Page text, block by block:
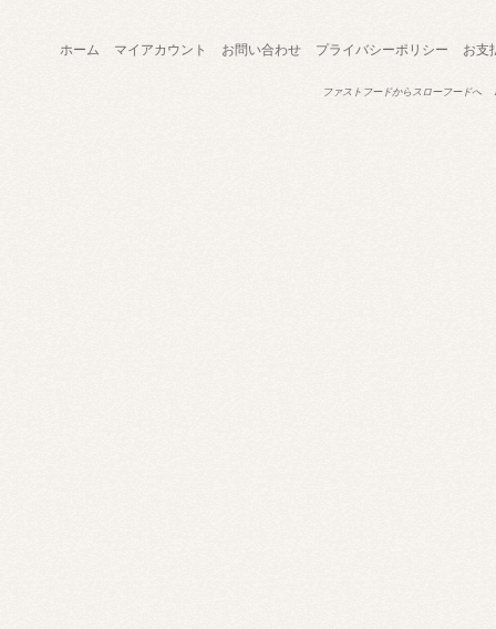
ホーム マイアカウント お問い合わせ プライバシーポリシー お支
ファストフードからスローフードへ